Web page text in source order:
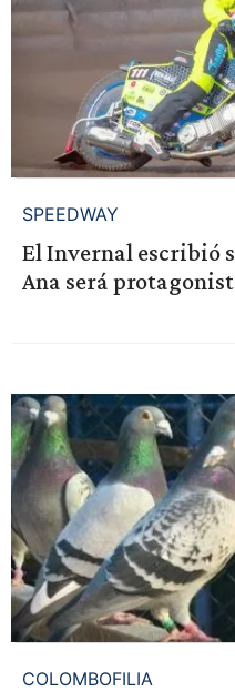
SPEEDWAY
El Invernal escribió
Ana será
COLOMBOFILIA